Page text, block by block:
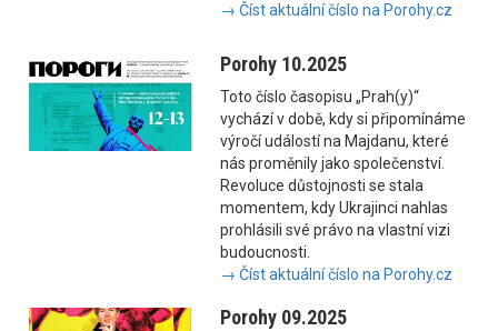
→ Číst aktuální číslo na Porohy.cz
Porohy 10.2025
Toto číslo časopisu „Prah(y)“
vychází v době, kdy si připomínáme
výročí událostí na Majdanu, které
nás proměnily jako společenství.
Revoluce důstojnosti se stala
momentem, kdy Ukrajinci nahlas
prohlásili své právo na vlastní vizi
budoucnosti.
→ Číst aktuální číslo na Porohy.cz
Porohy 09.2025